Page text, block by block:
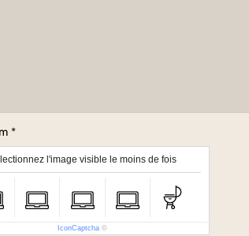
l'image visible le moins de fois
IconCaptcha ©